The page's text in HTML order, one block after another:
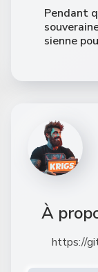
Pendant
sienne
À
https://